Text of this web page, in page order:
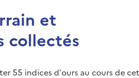
et
collectés
55 indices d’ours au cours de